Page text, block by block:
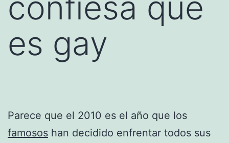
es gay
Parece que el 2010 es el año que los
famosos han decidido enfrentar todos sus